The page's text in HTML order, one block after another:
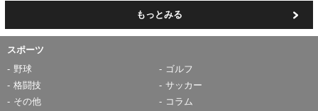
もっとみる
スポーツ
野球
ゴルフ
格闘技
サッカー
その他
コラム